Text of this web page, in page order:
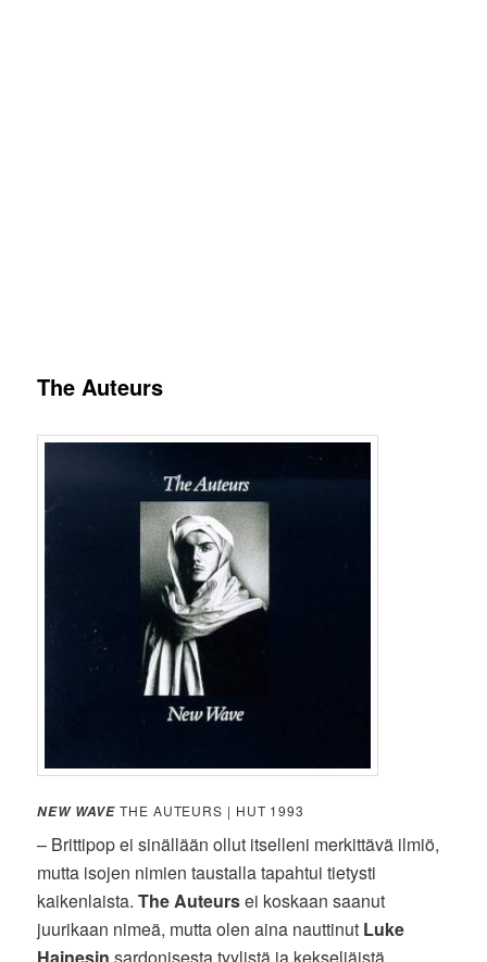
The Auteurs
NEW WAVE THE AUTEURS | HUT 1993
– Brittipop ei sinällään ollut itselleni merkittävä ilmiö,
mutta isojen nimien taustalla tapahtui tietysti
kaikenlaista.The Auteursei koskaan saanut
juurikaan nimeä, mutta olen aina nauttinut Luke